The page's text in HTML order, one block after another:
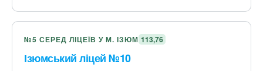
№5 СЕРЕД ЛІЦЕЇВ У М. ІЗЮМ 113,76
Ізюмський ліцей №10